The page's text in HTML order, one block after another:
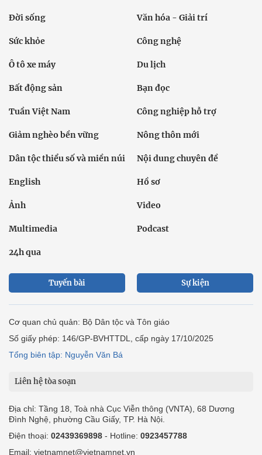
Đời sống Văn hóa - Giải trí
Sức khỏe Công nghệ
Ô tô xe máy Du lịch
Bất động sản Bạn đọc
Tuần Việt Nam Công nghiệp hỗ trợ
Giảm nghèo bền vững Nông thôn mới
Dân tộc thiểu số và miền núi Nội dung chuyên đề
English Hồ sơ
Ảnh Video
Multimedia Podcast
24h qua
Tuyến bài Sự kiện
Cơ quan chủ quản: Bộ Dân tộc và Tôn giáo
Số giấy phép: 146/GP-BVHTTDL, cấp ngày 17/10/2025
Tổng biên tập: Nguyễn Văn Bá
Liên hệ tòa soạn
Địa chỉ: Tầng 18, Toà nhà Cục Viễn thông (VNTA), 68 Dương
Đình Nghệ, phường Cầu Giấy, TP. Hà Nội.
Điện thoại: 02439369898 - Hotline: 0923457788
Email: vietnamnet@vietnamnet.vn